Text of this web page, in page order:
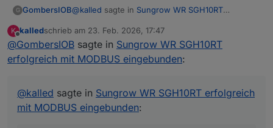
G GombersIOB@kalled sagte in Sungrow WR SGH10RT
@Eisbaeeersagte
diesen Wert? Ich konnte dazu nirgends
finden (aber nur zusammen damit zeigt er
Ich verstehe die Frage nicht. Der Offset von dem
ich sprach ist der Abstand des Registers zum
K
Offline
kalledschrieb am 23. Feb. 2026, 17:47
zuletzt editiert von
@GombersIOB sagte in Sungrow WR SGH10RT
erfolgreich mit MODBUS eingebunden:
@kalled sagte in Sungrow WR SGH10RT erfolgreich
mit MODBUS eingebunden: